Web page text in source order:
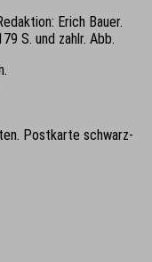
Erich Bauer.
S. und zahlr. Abb.
Postkarte schwarz-